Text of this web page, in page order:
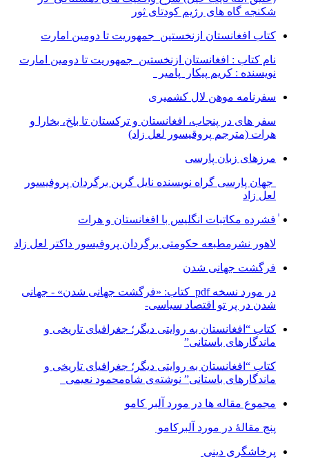
شکنجه گاه های رژیم کودتای ثور
کتاب افغانستان ازنخستین جمهوریت تا دومین امارت
نام کتاب : افغانستان ازنخستین جمهوریت تا دومین امارت
نویسنده : کریم پیکار پامیر
سفرنامه موهن لال کشمیری
سفر های در پنجاب، افغانستان و ترکستان تا بلخ، بخارا و
هرات (مترجم پروقیسور لعل زاد)
مرزهای زبان پارسی
جهان پارسی گراه نویسنده نایل گرین برگردان پروفیسور
لعل زاد
ٰفشرده مکاتبات انگلیس با افغانستان و هرات
لاهور نشرمطبعه حکومتی برگردان پروفیسور داکتر لعل زاد
فرگشت جهانی شدن
در مورد نسخه pdf کتاب: «فرگشت جهانی شدن» - جهانی
شدن در پر تو اقتصاد سیاسی-
کتاب “افغانستان به روایتی دیگر؛ جغرافیای تاریخی و
ماندگارهای باستانی”
کتاب “افغانستان به روایتی دیگر؛ جغرافیای تاریخی و
ماندگارهای باستانی” نوشته‌ی شاه‌محمود نعیمی
مجموع مقاله ها در مورد آلبر کامو
پنج مقالهٔ در مورد آلبرکامو
پرخاشگری دینی